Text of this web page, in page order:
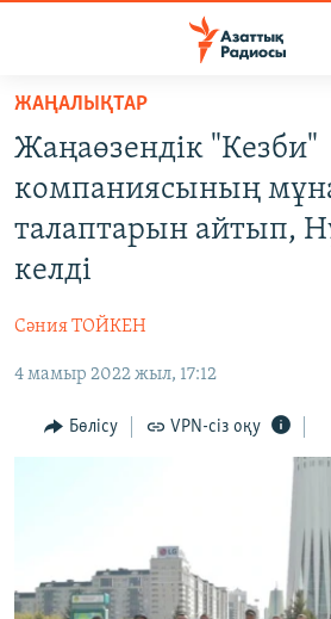
Skip
main
content
main
Skip
САЯСАТ
ҚАҢТАР ОҚИҒАСЫ
ӘЛЕМ
АРНАЙЫ ЖОБАЛАР
ЖАҢАЛЫҚТАР
Жаңаөзендік "Кезби"
компаниясының
талаптарын айтып,
келді
Сәния ТОЙКЕН
4 мамыр 2022 жыл, 17:12
Бөлісу VPN-сіз оқу